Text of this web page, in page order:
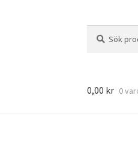
efter:
0,00 kr 0